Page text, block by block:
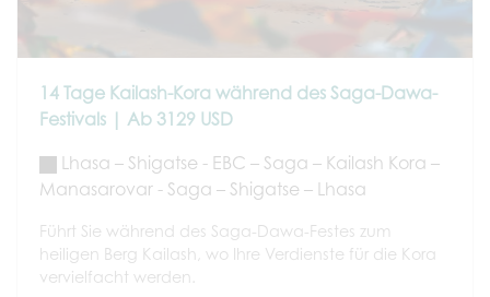
14 Tage Kailash-Kora während des Saga-Dawa-
Festivals | Ab 3129 USD
Lhasa – Shigatse - EBC – Saga – Kailash Kora –
Manasarovar - Saga – Shigatse – Lhasa
Führt Sie während des Saga-Dawa-Festes zum
heiligen Berg Kailash, wo Ihre Verdienste für die Kora
vervielfacht werden.